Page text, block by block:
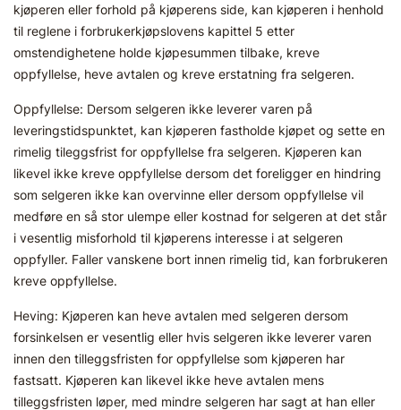
kjøperen eller forhold på kjøperens side, kan kjøperen i henhold
til reglene i forbrukerkjøpslovens kapittel 5 etter
omstendighetene holde kjøpesummen tilbake, kreve
oppfyllelse, heve avtalen og kreve erstatning fra selgeren.
Oppfyllelse: Dersom selgeren ikke leverer varen på
leveringstidspunktet, kan kjøperen fastholde kjøpet og sette en
rimelig tileggsfrist for oppfyllelse fra selgeren. Kjøperen kan
likevel ikke kreve oppfyllelse dersom det foreligger en hindring
som selgeren ikke kan overvinne eller dersom oppfyllelse vil
medføre en så stor ulempe eller kostnad for selgeren at det står
i vesentlig misforhold til kjøperens interesse i at selgeren
oppfyller. Faller vanskene bort innen rimelig tid, kan forbrukeren
kreve oppfyllelse.
Heving: Kjøperen kan heve avtalen med selgeren dersom
forsinkelsen er vesentlig eller hvis selgeren ikke leverer varen
innen den tilleggsfristen for oppfyllelse som kjøperen har
fastsatt. Kjøperen kan likevel ikke heve avtalen mens
tilleggsfristen løper, med mindre selgeren har sagt at han eller